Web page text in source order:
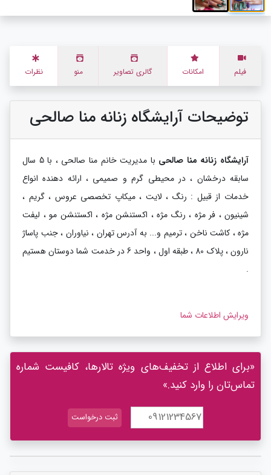
فیلم امکانات گالری تصاویر منو نظرات
توضیحات آرایشگاه زنانه منا صالحی
آرایشگاه زنانه منا صالحی
با مدیریت خانم منا صالحی ، با 5 سال
سابقه درخشان ، در محیطی گرم و صمیمی ، ارائه دهنده انواع
خدمات از قبیل : رنگ ، لایت ، میکاپ تخصصی عروس ، گریم ،
شینیون ، فر مژه ، رنگ مژه ، اکستنشن مژه ، اکستنشن مو ، لیفت
مژه ، کاشت ناخن ، ترمیم و... به آدرس تهران ، نیاوران ، جنب پاساژ
نارون ، پلاک 80 ، طبقه اول ، واحد 6 در خدمت شما دوستان هستیم
.
ویرایش اطلاعات شما
«برای اطلاع از تخفیف‌های ویژه تالارها، کافیست شماره
تماس‌تان را وارد کنید.»